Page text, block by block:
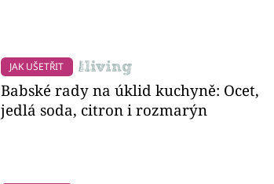
JAK UŠETŘIT
Babské rady na úklid kuchyně: Ocet,
jedlá soda, citron i rozmarýn